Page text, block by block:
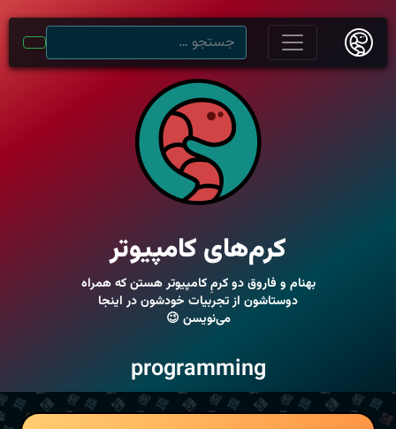
کرم‌های کامپیوتر
بهنام و فاروق دو کرمِ کامپیوتر هستن که همراه
دوستاشون از تجربیات خودشون در اینجا
می‌نویسن 😉
programming